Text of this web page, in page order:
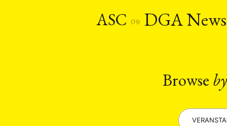
Stipendium (53)
ASC
(35) DGA News
Browse by